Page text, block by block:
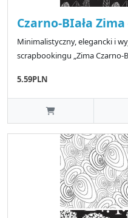
Czarno-BIała
Minimalistyczny, elegancki i
scrapbookingu „Zima Czarno-
5.59PLN